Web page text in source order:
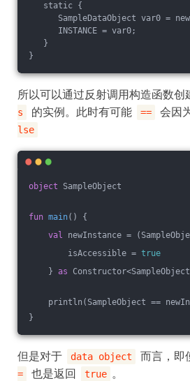
static {
SampleDataObject var0 = new
INSTANCE = var0;
}
}
所以可以通过反射调用构造函数创
s
的实例。此时有可能 == 会因
lse
object SampleObject
fun main()
{
val newInstance =
isAccessible = true
} as
println(SampleObject ==
}
但是对于 data object 而言，即
=
也是返回 true 。